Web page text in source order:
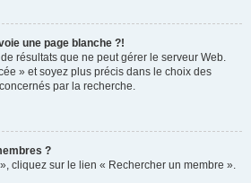
une page blanche ?!
résultats que ne peut gérer le serveur Web.
» et soyez plus précis dans le choix des
par la recherche.
?
cliquez sur le lien « Rechercher un membre ».